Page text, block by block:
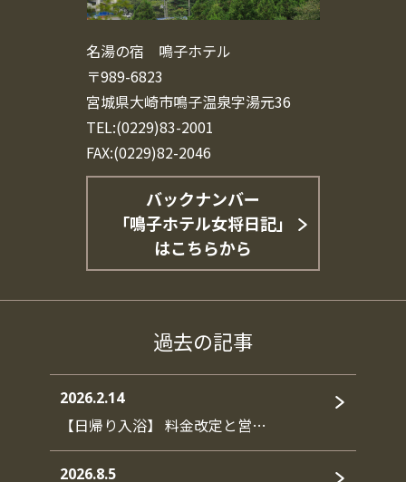
名湯の宿 鳴子ホテル
〒989-6823
宮城県大崎市鳴子温泉字湯元36
TEL:(0229)83-2001
FAX:(0229)82-2046
バックナンバー
「鳴子ホテル女将日記」
はこちらから
過去の記事
2026.2.14
【日帰り入浴】 料金改定と営…
2026.8.5